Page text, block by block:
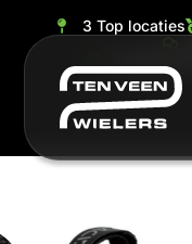
3 Top locaties